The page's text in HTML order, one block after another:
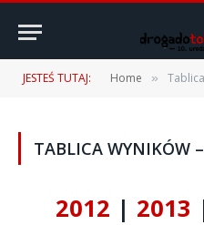
JESTEŚ TUTAJ: Home »
TABLICA WYNIKÓW
2012 | 2013